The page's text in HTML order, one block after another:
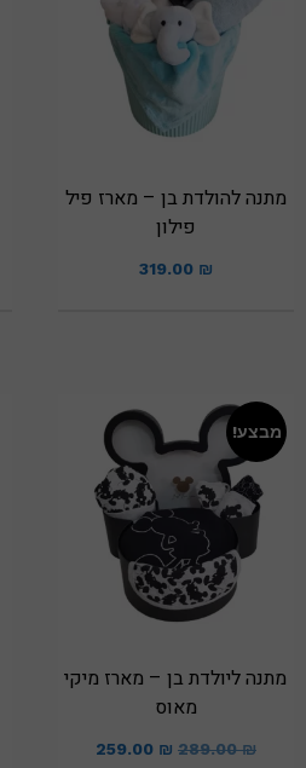
מתנה להולדת בן – מארז פיל
פילון
319.00 ₪
מבצע!
מתנה ליולדת בן – מארז מיקי
מאוס
289.00₪
259.00 ₪